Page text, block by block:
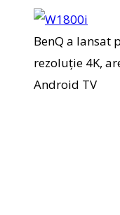
BenQ a lansat
rezoluție 4K,
Android TV